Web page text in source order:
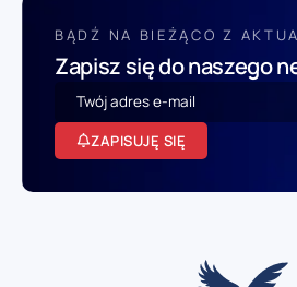
BĄDŹ NA BIEŻĄCO Z
Zapisz się do naszego
ZAPISUJĘ SIĘ